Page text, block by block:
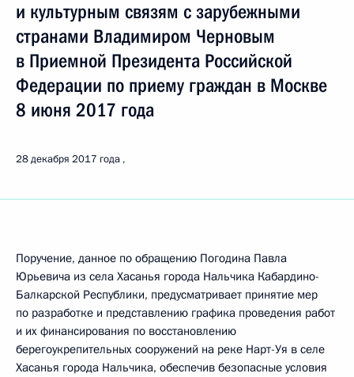
и культурным связям с зарубежными
странами Владимиром Черновым
в Приемной Президента Российской
Федерации по приему граждан в Москве
8 июня 2017 года
28 декабря 2017 года
Поручение, данное по обращению Погодина Павла
Юрьевича из села Хасанья города Нальчика Кабардино-
Балкарской Республики, предусматривает принятие мер
по разработке и представлению графика проведения работ
и их финансирования по восстановлению
берегоукрепительных сооружений на реке Нарт-Уя в селе
Хасанья города Нальчика, обеспечив безопасные условия